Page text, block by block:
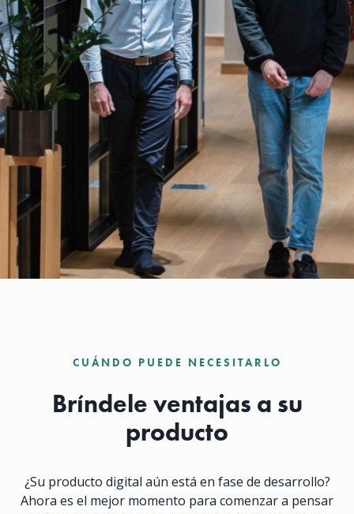
CUÁNDO PUEDE NECESITARLO
Bríndele ventajas a su
producto
¿Su producto digital aún está en fase de desarrollo?
Ahora es el mejor momento para comenzar a pensar